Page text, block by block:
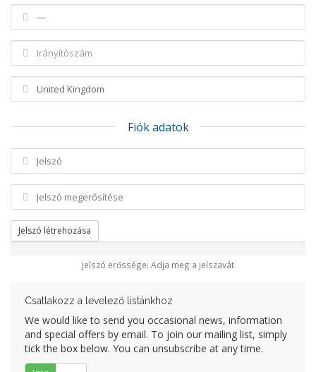
Fiók adatok
Jelszó létrehozása
Jelszó erőssége: Adja meg a jelszavát
Csatlakozz a levelező listánkhoz
We would like to send you occasional news, information
and special offers by email. To join our mailing list, simply
tick the box below. You can unsubscribe at any time.